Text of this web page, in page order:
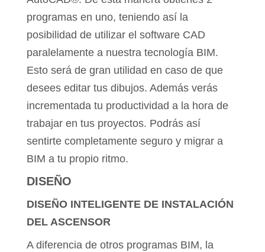
programas en uno, teniendo así la
posibilidad de utilizar el software CAD
paralelamente a nuestra tecnología BIM.
Esto será de gran utilidad en caso de que
desees editar tus dibujos. Además verás
incrementada tu productividad a la hora de
trabajar en tus proyectos. Podrás así
sentirte completamente seguro y migrar a
BIM a tu propio ritmo.
DISEÑO
DISEÑO INTELIGENTE DE INSTALACIÓN
DEL ASCENSOR
A diferencia de otros programas BIM, la